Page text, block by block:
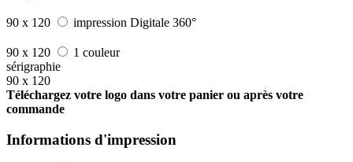
90 x 120 impression Digitale 360°
90 x 120
1 couleur
sérigraphie
90 x 120
Téléchargez votre logo dans votre panier ou après votre
commande
Informations d'impression